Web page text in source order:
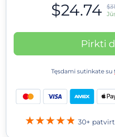
$24.74
Pirkti
Tęsdami sutinkate su
30+